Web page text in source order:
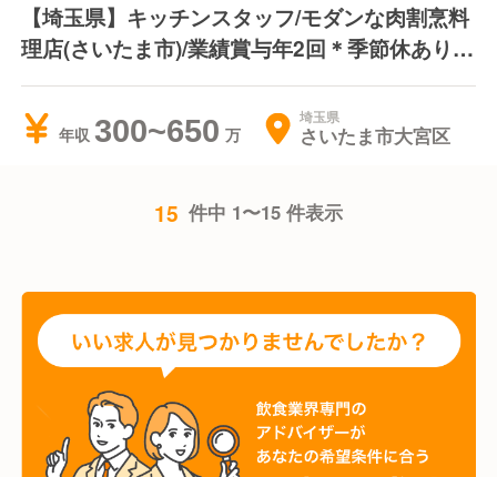
【埼玉県】キッチンスタッフ/モダンな肉割烹料
理店(さいたま市)/業績賞与年2回＊季節休あり＊
駅チカ
年収 300~650 埼玉県
さいたま市大宮区
15 件中 1〜15 件表示